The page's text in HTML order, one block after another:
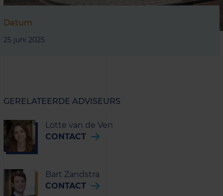
Datum
25 juni 2025
GERELATEERDE ADVISEURS
Lotte van de Ven
CONTACT
Bart Zandstra
CONTACT